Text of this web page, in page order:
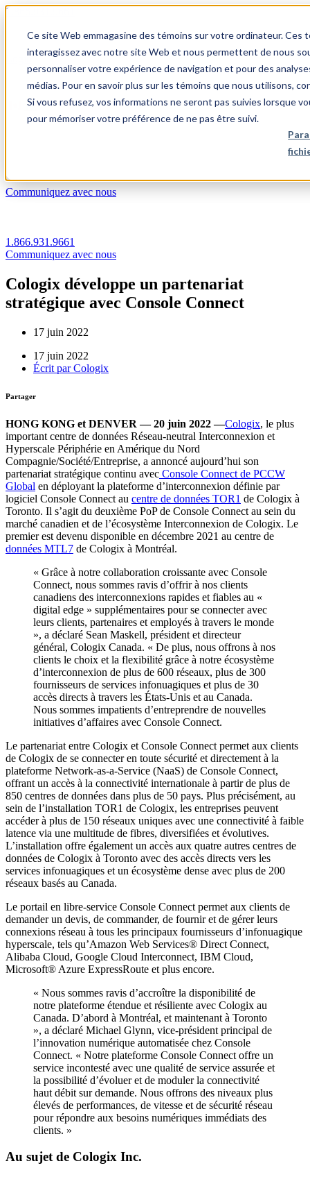
Ce site Web emmagasine des témoins sur votre ordinateur.
interagissez avec notre site Web et nous permettent de nous
personnaliser votre expérience de navigation et pour des
médias. Pour en savoir plus sur les témoins que nous utilisons,
Si vous refusez, vos informations ne seront pas suivies lorsque
pour mémoriser votre préférence de ne pas être suivi.
1.866.931.9661
Login
FR
Communiquez avec nous
1.866.931.9661
Communiquez avec nous
Cologix développe un partenariat
stratégique avec Console Connect
17 juin 2022
17 juin 2022
Écrit parCologix
Partager
HONG KONG et DENVER — 20 juin 2022 —Cologix, le plus
important centre de données Réseau-neutral Interconnexion et
Hyperscale Périphérie en Amérique du Nord
Compagnie/Société/Entreprise, a annoncé aujourd’hui son
partenariat stratégique continu avec Console Connect de PCCW
Global en déployant la plateforme d’interconnexion définie par
logiciel Console Connect au centre de données TOR1 de Cologix à
Toronto. Il s’agit du deuxième PoP de Console Connect au sein du
marché canadien et de l’écosystème Interconnexion de Cologix. Le
premier est devenu disponible en décembre 2021 au centre de
données MTL7 de Cologix à Montréal.
« Grâce à notre collaboration croissante avec Console
Connect, nous sommes ravis d’offrir à nos clients
canadiens des interconnexions rapides et fiables au «
digital edge » supplémentaires pour se connecter avec
leurs clients, partenaires et employés à travers le monde
», a déclaré Sean Maskell, président et directeur
général, Cologix Canada. « De plus, nous offrons à nos
clients le choix et la flexibilité grâce à notre écosystème
d’interconnexion de plus de 600 réseaux, plus de 300
fournisseurs de services infonuagiques et plus de 30
accès directs à travers les États-Unis et au Canada.
Nous sommes impatients d’entreprendre de nouvelles
initiatives d’affaires avec Console Connect.
Le partenariat entre Cologix et Console Connect permet aux clients
de Cologix de se connecter en toute sécurité et directement à la
plateforme Network-as-a-Service (NaaS) de Console Connect,
offrant un accès à la connectivité internationale à partir de plus de
850 centres de données dans plus de 50 pays. Plus précisément, au
sein de l’installation TOR1 de Cologix, les entreprises peuvent
accéder à plus de 150 réseaux uniques avec une connectivité à faible
latence via une multitude de fibres, diversifiées et évolutives.
L’installation offre également un accès aux quatre autres centres de
données de Cologix à Toronto avec des accès directs vers les
services infonuagiques et un écosystème dense avec plus de 200
réseaux basés au Canada.
Le portail en libre-service Console Connect permet aux clients de
demander un devis, de commander, de fournir et de gérer leurs
connexions réseau à tous les principaux fournisseurs d’infonuagique
hyperscale, tels qu’Amazon Web Services® Direct Connect,
Alibaba Cloud, Google Cloud Interconnect, IBM Cloud,
Microsoft® Azure ExpressRoute et plus encore.
« Nous sommes ravis d’accroître la disponibilité de
notre plateforme étendue et résiliente avec Cologix au
Canada. D’abord à Montréal, et maintenant à Toronto
», a déclaré Michael Glynn, vice-président principal de
l’innovation numérique automatisée chez Console
Connect. « Notre plateforme Console Connect offre un
service incontesté avec une qualité de service assurée et
la possibilité d’évoluer et de moduler la connectivité
haut débit sur demande. Nous offrons des niveaux plus
élevés de performances, de vitesse et de sécurité réseau
pour répondre aux besoins numériques immédiats des
clients. »
Au sujet de Cologix Inc.